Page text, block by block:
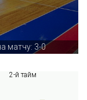
матчу: 3-0
2-й тайм